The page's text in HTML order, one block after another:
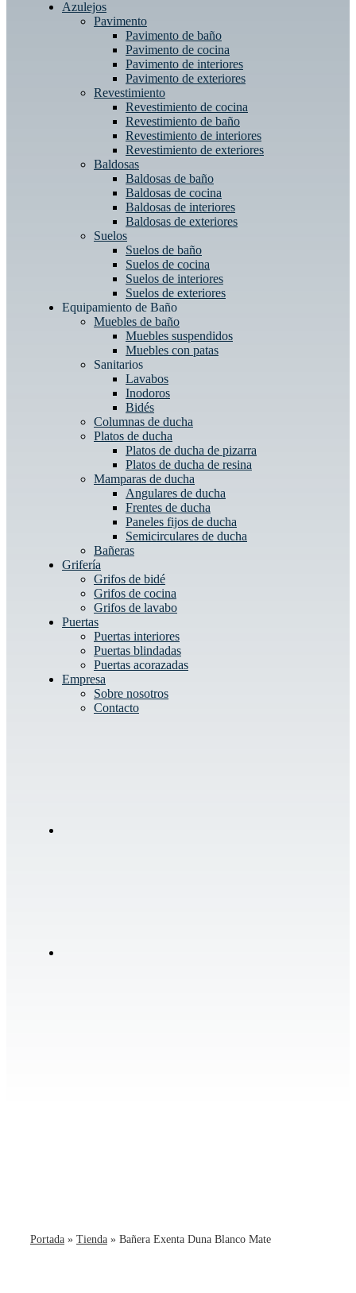
Azulejos
Pavimento
Pavimento de baño
Pavimento de cocina
Pavimento de interiores
Pavimento de exteriores
Revestimiento
Revestimiento de cocina
Revestimiento de baño
Revestimiento de interiores
Revestimiento de exteriores
Baldosas
Baldosas de baño
Baldosas de cocina
Baldosas de interiores
Baldosas de exteriores
Suelos
Suelos de baño
Suelos de cocina
Suelos de interiores
Suelos de exteriores
Equipamiento de Baño
Muebles de baño
Muebles suspendidos
Muebles con patas
Sanitarios
Lavabos
Inodoros
Bidés
Columnas de ducha
Platos de ducha
Platos de ducha de pizarra
Platos de ducha de resina
Mamparas de ducha
Angulares de ducha
Frentes de ducha
Paneles fijos de ducha
Semicirculares de ducha
Bañeras
Grifería
Grifos de bidé
Grifos de cocina
Grifos de lavabo
Puertas
Puertas interiores
Puertas blindadas
Puertas acorazadas
Empresa
Sobre nosotros
Contacto
Portada» Tienda» Bañera Exenta Duna Blanco Mate